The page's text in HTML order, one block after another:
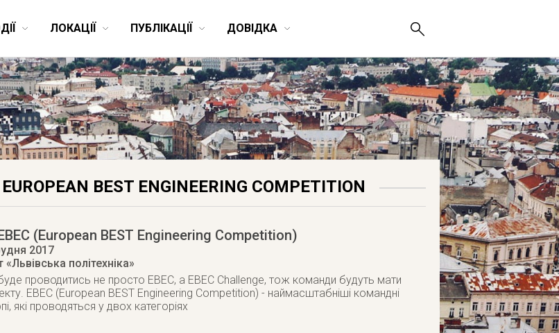
ЛОКАЦІЇ ПУБЛІКАЦІЇ ДОВІДКА
BEST ENGINEERING COMPETITION
(European BEST Engineering Competition)
2017
політехніка»
проводитись не просто EBEC, а EBEC Challenge, тож команди будуть мати
EBEC (European BEST Engineering Competition) - наймасштабніші командні
які проводяться у двох категоріях